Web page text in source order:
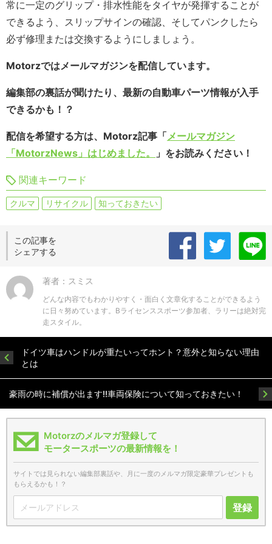
常に一定のグリップ・排水性能をタイヤが発揮することが
できるよう、スリップサインの確認、そしてパンクしたら
必ず修理または交換するようにしましょう。
Motorzではメールマガジンを配信しています。
編集部の裏話が聞けたり、最新の自動車パーツ情報が入手
できるかも！？
配信を希望する方は、Motorz記事「メールマガジン
「MotorzNews」はじめました。
」をお読みください！
関連キーワード
クルマ リサイクル 知っておきたい
この記事を
シェアする
著者：スミス
どんな内容でもわかりやすく・面白く文章化することができるよう
に日々努めています。Bライセンススポーツ参加者、ラリーは絶対完
走スタイル。
ドイツ車はハンドルが重たいってホント？意外と知らない理由
とは
豪雨の時に補償が出ます!!車両保険について知っておきたい！
Motorzのメルマガ登録して
モータースポーツの最新情報を！
サイトでは見られない編集部裏話や、月に一度のメルマガ限定豪華プレゼントも
もらえるかも！？
登録